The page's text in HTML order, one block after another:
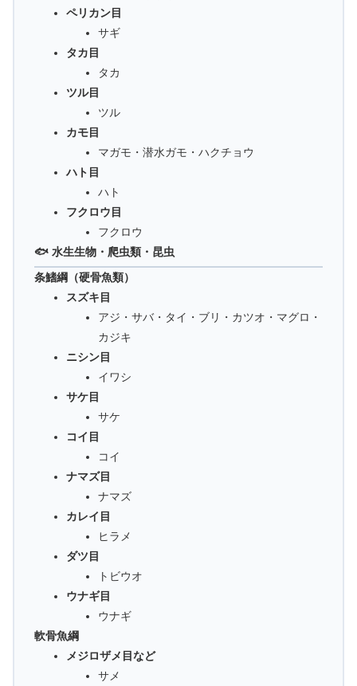
ペリカン目
サギ
タカ目
タカ
ツル目
ツル
カモ目
マガモ・潜水ガモ・ハクチョウ
ハト目
ハト
フクロウ目
フクロウ
🐟 水生生物・爬虫類・昆虫
条鰭綱（硬骨魚類）
スズキ目
アジ・サバ・タイ・ブリ・カツオ・マグロ・
カジキ
ニシン目
イワシ
サケ目
サケ
コイ目
コイ
ナマズ目
ナマズ
カレイ目
ヒラメ
ダツ目
トビウオ
ウナギ目
ウナギ
軟骨魚綱
メジロザメ目など
サメ